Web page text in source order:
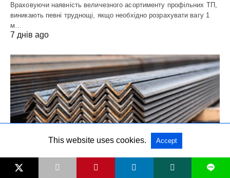
Враховуючи наявність величезного асортименту профільних ТП,
виникають певні труднощі, якщо необхідно розрахувати вагу 1
м…
7 днів ago
L
This website uses cookies. Accept